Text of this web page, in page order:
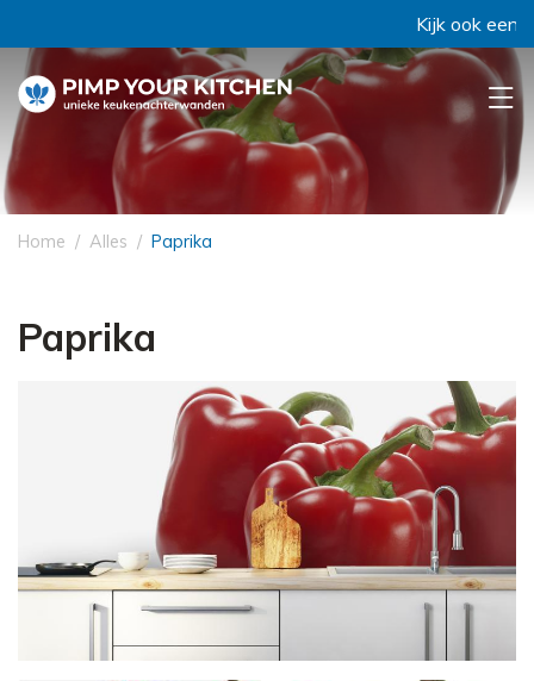
Kijk ook eens bij
Home Alles Paprika
Paprika